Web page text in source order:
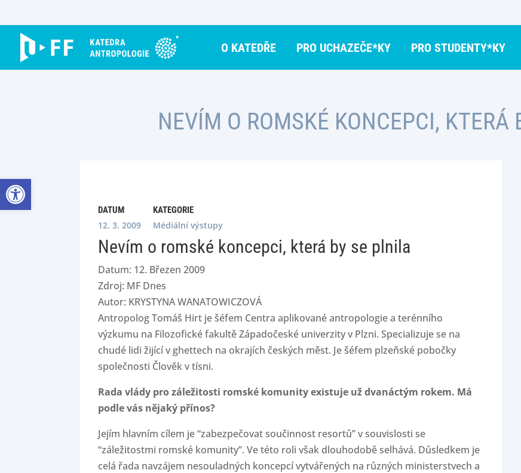
Open toolbar
O KATEDŘE PRO UCHAZEČE*KY PRO STUDENTY*KY
NEVÍM O ROMSKÉ KONCEPCI, KTERÁ
DATUM
12. 3. 2009
KATEGORIE
Médiální výstupy
Nevím o romské koncepci, která by se plnila
Datum: 12. Březen 2009
Zdroj: MF Dnes
Autor: KRYSTYNA WANATOWICZOVÁ
Antropolog Tomáš Hirt je šéfem Centra aplikované antropologie a terénního
výzkumu na Filozofické fakultě Západočeské univerzity v Plzni. Specializuje se na
chudé lidi žijící v ghettech na okrajích českých měst. Je šéfem plzeňské pobočky
společnosti Člověk v tísni.
Rada vlády pro záležitosti romské komunity existuje už dvanáctým rokem. Má
podle vás nějaký přínos?
Jejím hlavním cílem je “zabezpečovat součinnost resortů” v souvislosti se
“záležitostmi romské komunity”. Ve této roli však dlouhodobě selhává. Důsledkem je
celá řada navzájem nesouladných koncepcí vytvářených na různých ministerstvech a